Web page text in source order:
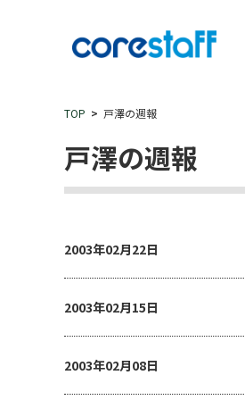
TOP 戸澤の週報
戸澤の週報
2003年02月22日
2003年02月15日
2003年02月08日